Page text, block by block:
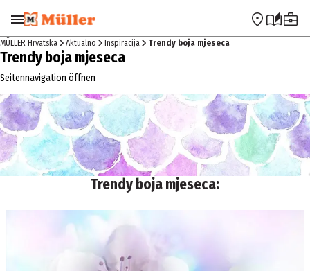
Preskoči na navigaciju Preskoči na glavni sadržaj
MÜLLER Hrvatska Aktualno Inspiracija Trendy boja mjeseca
Trendy boja mjeseca
Seitennavigation öffnen
Trendy boja mjeseca: